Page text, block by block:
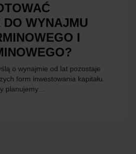
WYNAJMU
I
o wynajmie od lat pozostaje
form inwestowania kapitału.
planujemy…